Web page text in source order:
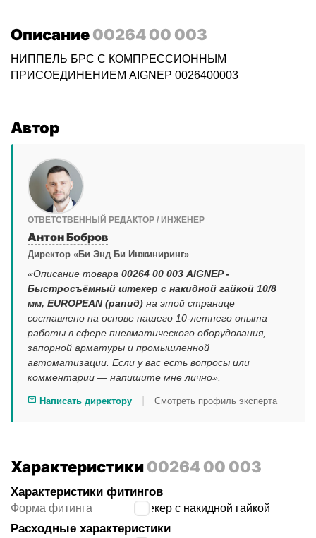
Описание00264 00 003
НИППЕЛЬ БРС С КОМПРЕССИОННЫМ
ПРИСОЕДИНЕНИЕМ AIGNEP 0026400003
Автор
ОТВЕТСТВЕННЫЙ РЕДАКТОР / ИНЖЕНЕР
Антон Бобров
Директор «Би Энд Би Инжиниринг»
«Описание товара 00264 00 003 AIGNEP -
Быстросъёмный штекер с накидной гайкой 10/8
мм, EUROPEAN (рапид) на этой странице
составлено на основе нашего 10-летнего опыта
работы в сфере пневматического оборудования,
запорной арматуры и промышленной
автоматизации. Если у вас есть вопросы или
комментарии — напишите мне лично».
Написать директору Смотреть профиль эксперта
Характеристики00264 00 003
Характеристики фитингов
Форма фитинга штекер с накидной гайкой
Расходные характеристики